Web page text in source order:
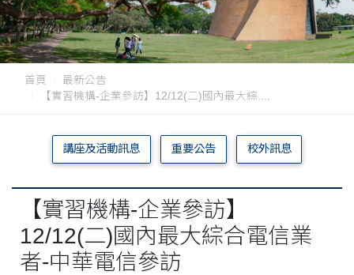
首頁
最新公告
【實習機構-企業參訪】12/12(二)國內最大綜....
講座及活動訊息 重要公告 校外訊息
【實習機構-企業參訪】
12/12(二)國內最大綜合電信業
者-中華電信參訪